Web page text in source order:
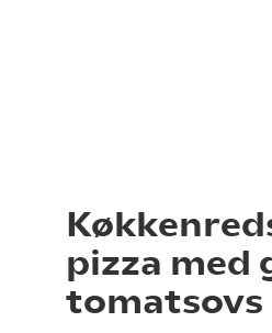
pizza med
tomatsovs